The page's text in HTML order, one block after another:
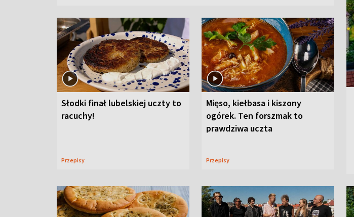
Słodki finał lubelskiej uczty to
racuchy!
Przepisy
Mięso, kiełbasa i kiszony
ogórek. Ten forszmak to
prawdziwa uczta
Przepisy